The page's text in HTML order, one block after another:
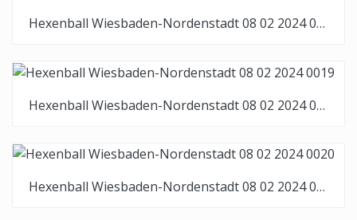
Hexenball Wiesbaden-Nordenstadt 08 02 2024 0018
Hexenball Wiesbaden-Nordenstadt 08 02 2024 0019
Hexenball Wiesbaden-Nordenstadt 08 02 2024 0020